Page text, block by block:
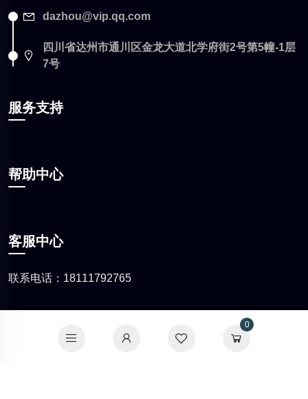
0
dazhou@vip.qq.com
四川省达州市通川区金龙大道北学府街2号第5幢-1层
7号
服务支持
帮助中心
客服中心
联系电话：18111792765